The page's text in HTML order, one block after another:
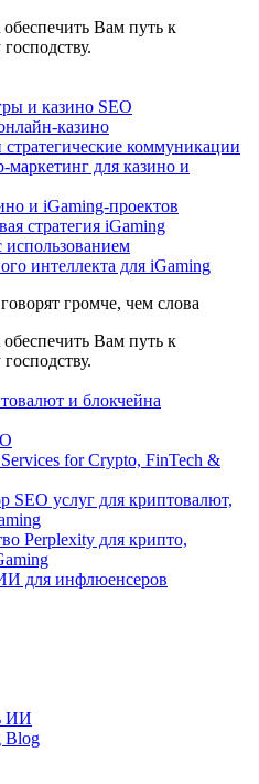
Вам путь к
и казино SEO
казино
коммуникации
для казино и
и iGaming-проектов
стратегия iGaming
интеллекта для iGaming
громче, чем слова
Вам путь к
и блокчейна
for Crypto, FinTech &
SEO услуг для криптовалют,
Perplexity для крипто,
для инфлюенсеров
ИИ
Blog